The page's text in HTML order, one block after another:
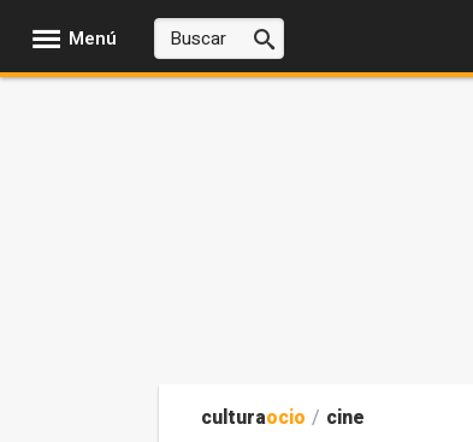
Menú
culturaocio / cine